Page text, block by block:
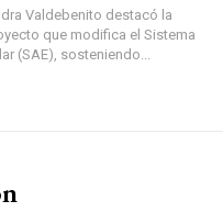
Valdebenito destacó la
que modifica el Sistema
(SAE), sosteniendo...